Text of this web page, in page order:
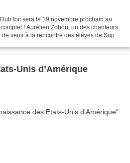
Inc sera le 19 novembre prochain au
! Aurélien Zohou, un des chanteurs
venir à la rencontre des élèves de Super
Unis d’Amérique